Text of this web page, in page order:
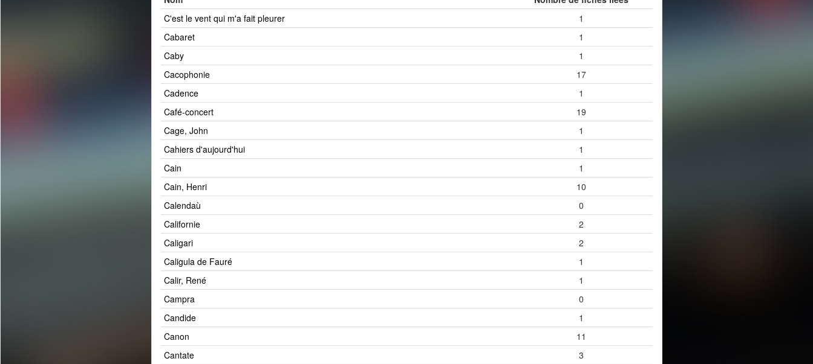
C'est le vent qui m'a fait pleurer
1
Cabaret
1
Caby
1
Cacophonie
17
Cadence
1
Café-concert
19
Cage, John
1
Cahiers d'aujourd'hui
1
Cain
1
Cain, Henri
10
Calendaù
0
Californie
2
Caligari
2
Caligula de Fauré
1
Calir, René
1
Campra
0
Candide
1
Canon
11
Cantate
3